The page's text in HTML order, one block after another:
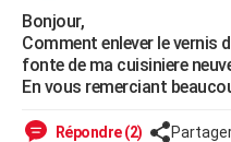
Essais
Réserver un essai
Citadines
Berlines
SUV
Forum auto
+HIGH-TECH
Mobiles
Meilleur smartphone
Internet
Ordinateurs
Jeux vidéo
Guide high-tech
+BRICOLAGE
Forum
Aménagement intérieur
Extérieur
Cuisine
Salle de bains
Jardinage
Rangement
WEEK-END
Bonjour,
Comment enlever le vernis
fonte de ma cuisiniere
En vous remerciant
Répondre (2)